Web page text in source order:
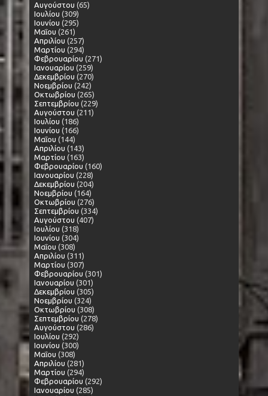
Αυγούστου (65)
Ιουλίου (309)
Ιουνίου (295)
Μαΐου (261)
Απριλίου (257)
Μαρτίου (294)
Φεβρουαρίου (271)
Ιανουαρίου (259)
Δεκεμβρίου (270)
Νοεμβρίου (242)
Οκτωβρίου (265)
Σεπτεμβρίου (229)
Αυγούστου (211)
Ιουλίου (186)
Ιουνίου (166)
Μαΐου (144)
Απριλίου (143)
Μαρτίου (163)
Φεβρουαρίου (160)
Ιανουαρίου (228)
Δεκεμβρίου (204)
Νοεμβρίου (164)
Οκτωβρίου (276)
Σεπτεμβρίου (334)
Αυγούστου (407)
Ιουλίου (318)
Ιουνίου (304)
Μαΐου (308)
Απριλίου (311)
Μαρτίου (307)
Φεβρουαρίου (301)
Ιανουαρίου (301)
Δεκεμβρίου (305)
Νοεμβρίου (324)
Οκτωβρίου (308)
Σεπτεμβρίου (278)
Αυγούστου (286)
Ιουλίου (292)
Ιουνίου (300)
Μαΐου (308)
Απριλίου (281)
Μαρτίου (294)
Φεβρουαρίου (292)
Ιανουαρίου (285)